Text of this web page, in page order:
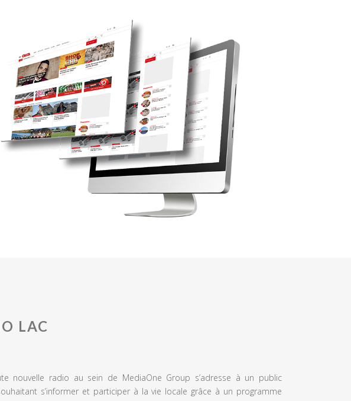
LAC
nouvelle radio au sein de MediaOne Group s’adresse à un public
s’informer et participer à la vie locale grâce à un programme